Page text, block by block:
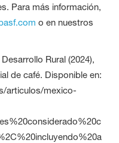
Para más información,
o en nuestros
Rural (2024),
de café. Disponible en:
articulos/mexico-